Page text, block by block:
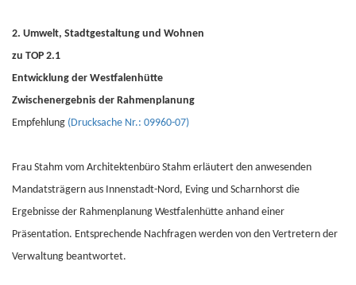
2. Umwelt, Stadtgestaltung und Wohnen
zu TOP 2.1
Entwicklung der Westfalenhütte
Zwischenergebnis der Rahmenplanung
Empfehlung (Drucksache Nr.: 09960-07)
Frau Stahm vom Architektenbüro Stahm erläutert den anwesenden
Mandatsträgern aus Innenstadt-Nord, Eving und Scharnhorst die
Ergebnisse der Rahmenplanung Westfalenhütte anhand einer
Präsentation. Entsprechende Nachfragen werden von den Vertretern der
Verwaltung beantwortet.